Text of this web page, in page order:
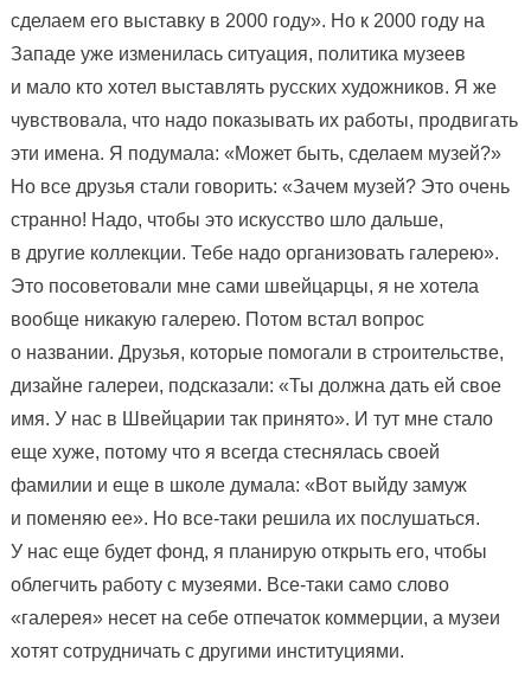
сделаем его выставку в 2000 году». Но к 2000 году на
Западе уже изменилась ситуация, политика музеев
и мало кто хотел выставлять русских художников. Я же
чувствовала, что надо показывать их работы, продвигать
эти имена. Я подумала: «Может быть, сделаем музей?»
Но все друзья стали говорить: «Зачем музей? Это очень
странно! Надо, чтобы это искусство шло дальше,
в другие коллекции. Тебе надо организовать галерею».
Это посоветовали мне сами швейцарцы, я не хотела
вообще никакую галерею. Потом встал вопрос
о названии. Друзья, которые помогали в строительстве,
дизайне галереи, подсказали: «Ты должна дать ей свое
имя. У нас в Швейцарии так принято». И тут мне стало
еще хуже, потому что я всегда стеснялась своей
фамилии и еще в школе думала: «Вот выйду замуж
и поменяю ее». Но все-таки решила их послушаться.
У нас еще будет фонд, я планирую открыть его, чтобы
облегчить работу с музеями. Все-таки само слово
«галерея» несет на себе отпечаток коммерции, а музеи
хотят сотрудничать с другими институциями.